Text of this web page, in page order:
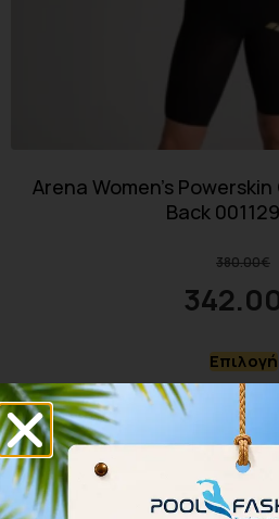
Arena Women’s
Back
380.00€
Επιλογή